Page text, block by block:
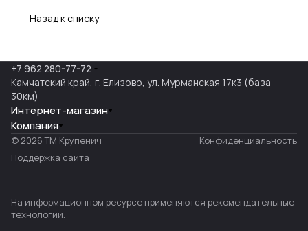
Назад к списку
+7 962 280-77-72
Камчатский край, г. Елизово, ул. Мурманская 17к3 (база
30км)
Интернет-магазин
Компания
© 2026 ТМ Крупенич
Конфиденциальность
Поддержка сайта
На информационном ресурсе применяются рекомендательные
технологии.